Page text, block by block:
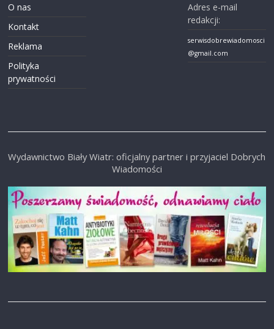
O nas
Kontakt
Reklama
Polityka
prywatności
Adres e-mail
redakcji:
serwisdobrewiadomosci
@gmail.com
Wydawnictwo Biały Wiatr: oficjalny partner i przyjaciel Dobrych
Wiadomości